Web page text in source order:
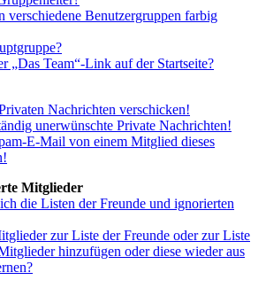
verschiedene Benutzergruppen farbig
„Das Team“-Link auf der Startseite?
Nachrichten verschicken!
unerwünschte Private Nachrichten!
E-Mail von einem Mitglied dieses
Mitglieder
die Listen der Freunde und ignorierten
zur Liste der Freunde oder zur Liste
hinzufügen oder diese wieder aus